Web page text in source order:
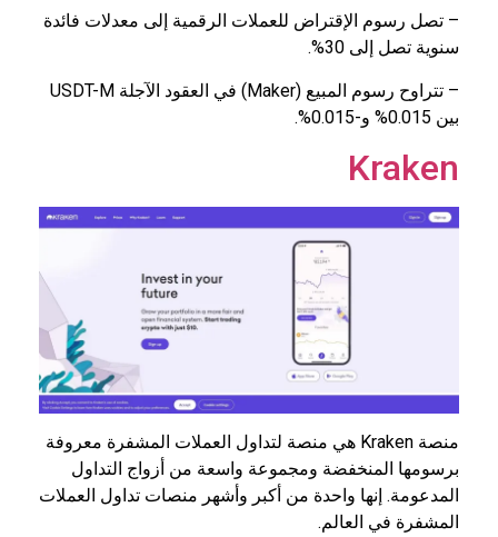
– تصل رسوم الإقتراض للعملات الرقمية إلى معدلات فائدة
سنوية تصل إلى 30%.
– تتراوح رسوم المبيع (Maker) في العقود الآجلة USDT-M
بين 0.015% و-0.015%.
Kraken
منصة Kraken هي منصة لتداول العملات المشفرة معروفة
برسومها المنخفضة ومجموعة واسعة من أزواج التداول
المدعومة. إنها واحدة من أكبر وأشهر منصات تداول العملات
المشفرة في العالم.